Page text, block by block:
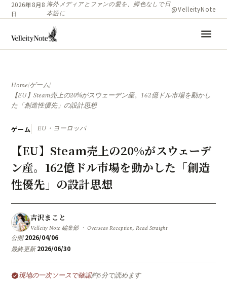
2026年8月8
日
海外メディアとファンの愛を、脚色なしで日
本語に
@VelleityNote
menu
Home/ゲーム/
【EU】Steam売上の20%がスウェーデン産。162億ドル市場を動かし
た「創造性優先」の設計思想
ゲーム EU・ヨーロッパ
【EU】Steam売上の20%がスウェーデ
ン産。162億ドル市場を動かした「創造
性優先」の設計思想
吉沢まこと
Velleity Note 編集部 ・ Overseas Reception, Read Straight
公開2026/04/06
最終更新2026/06/30
verified現地の一次ソースで確認約5分で読めます